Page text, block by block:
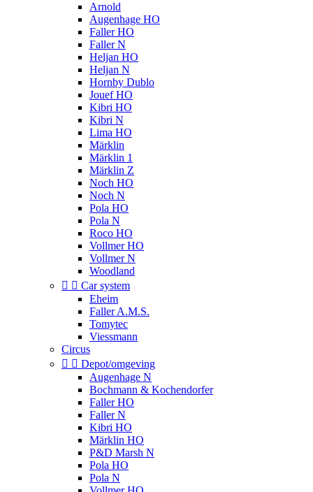
Arnold
Augenhage HO
Faller HO
Faller N
Heljan HO
Heljan N
Hornby Dublo
Jouef HO
Kibri HO
Kibri N
Lima HO
Märklin
Märklin 1
Märklin Z
Noch HO
Noch N
Pola HO
Pola N
Roco HO
Vollmer HO
Vollmer N
Woodland
  Car system
Eheim
Faller A.M.S.
Tomytec
Viessmann
Circus
  Depot/omgeving
Augenhage N
Bochmann & Kochendorfer
Faller HO
Faller N
Kibri HO
Märklin HO
P&D Marsh N
Pola HO
Pola N